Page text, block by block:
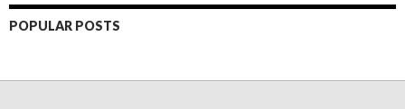
POPULAR POSTS